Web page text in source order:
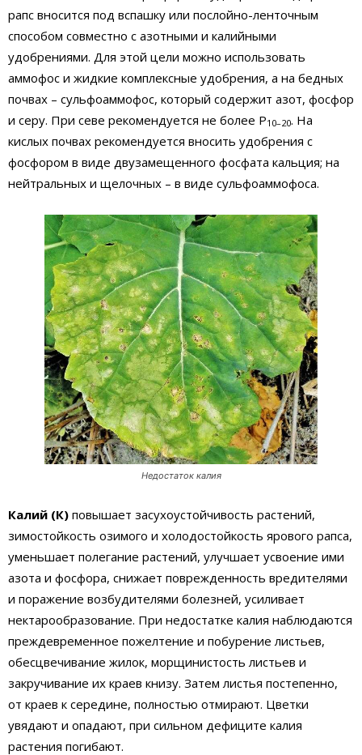
рапс вносится под вспашку или послойно-ленточным
способом совместно с азотными и калийными
удобрениями. Для этой цели можно использовать
аммофос и жидкие комплексные удобрения, а на бедных
почвах – сульфоаммофос, который содержит азот, фосфор
и серу. При севе рекомендуется не более Р10–20. На
кислых почвах рекомендуется вносить удобрения с
фосфором в виде двузамещенного фосфата кальция; на
нейтральных и щелочных – в виде сульфоаммофоса.
Недостаток калия
Калий (К) повышает засухоустойчивость растений,
зимостойкость озимого и холодостойкость ярового рапса,
уменьшает полегание растений, улучшает усвоение ими
азота и фосфора, снижает поврежденность вредителями
и поражение возбудителями болезней, усиливает
нектарообразование. При недостатке калия наблюдаются
преждевременное пожелтение и побурение листьев,
обесцвечивание жилок, морщинистость листьев и
закручивание их краев книзу. Затем листья постепенно,
от краев к середине, полностью отмирают. Цветки
увядают и опадают, при сильном дефиците калия
растения погибают.